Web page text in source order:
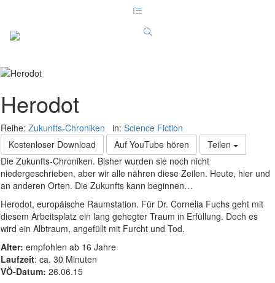
Herodot
Reihe: Zukunfts-Chroniken in: Science Fiction
Kostenloser Download
Auf YouTube hören
Teilen
Die Zukunfts-Chroniken. Bisher wurden sie noch nicht
niedergeschrieben, aber wir alle nähren diese Zeilen. Heute, hier und
an anderen Orten. Die Zukunfts kann beginnen…
Herodot, europäische Raumstation. Für Dr. Cornelia Fuchs geht mit
diesem Arbeitsplatz ein lang gehegter Traum in Erfüllung. Doch es
wird ein Albtraum, angefüllt mit Furcht und Tod.
Alter: empfohlen ab 16 Jahre
Laufzeit: ca. 30 Minuten
VÖ-Datum: 26.06.15